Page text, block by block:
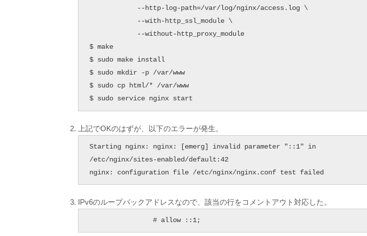
--http-log-path=/var/log/nginx/access.log \
--with-http_ssl_module \
--without-http_proxy_module
$ make
$ sudo make install
$ sudo mkdir -p /var/www
$ sudo cp html/* /var/www
$ sudo service nginx start
上記でOKのはずが、以下のエラーが発生。
Starting nginx: nginx: [emerg] invalid parameter "::1" in
/etc/nginx/sites-enabled/default:42
nginx: configuration file /etc/nginx/nginx.conf test failed
IPv6のループバックアドレスなので、該当の行をコメントアウト対応した。
# allow ::1;